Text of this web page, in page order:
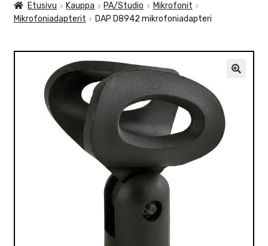
TARVIKKEET
SEKALAISET
KÄYTETYT
Etusivu Kauppa PA/Studio
Mikrofonit
Mikrofoniadapterit
DAP D8942 mikrofoniadapteri